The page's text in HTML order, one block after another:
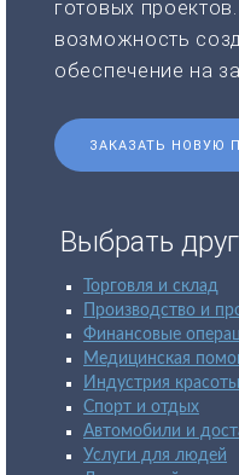
готовых
возможность
обеспечение на
ЗАКАЗАТЬ НОВУЮ
Выбрать
Торговля и склад
Производство и
Финансовые
Медицинская
Индустрия красоты
Спорт и отдых
Автомобили и
Услуги для людей